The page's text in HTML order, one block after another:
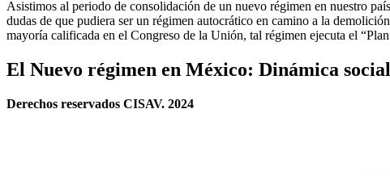
Asistimos al periodo de consolidación de un nuevo régimen en nuestro
dudas de que pudiera ser un régimen autocrático en camino a la
mayoría calificada en el Congreso de la Unión, tal régimen ejecuta el
El Nuevo régimen en México: Dinámica
Derechos reservados CISAV. 2024